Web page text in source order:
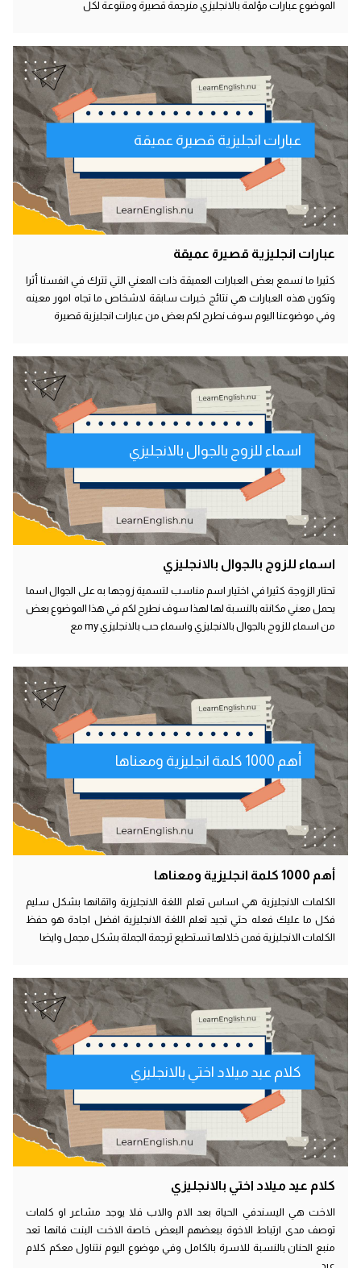
الموضوع عبارات مؤلمة بالانجليزي منرجمة قصيرة ومتنوعة لكل
عبارات انجليزية قصيرة عميقة
عبارات انجليزية قصيرة عميقة
كثيرا ما نسمع بعض العبارات العميقة ذات المعني التي تترك في انفسنا أثرا
وتكون هذه العبارات هي نتائج خبرات سابقة لاشخاص ما تجاه امور معينه
وفي موضوعنا اليوم سوف نطرح لكم بعض من عبارات انجليزية قصيرة
اسماء للزوج بالجوال بالانجليزي
اسماء للزوج بالجوال بالانجليزي
تحتار الزوجة كثيرا في اختيار اسم مناسب لتسمية زوجها به على الجوال اسما
يحمل معني مكانته بالنسبة لها لهذا سوف نطرح لكم في هذا الموضوع بعض
من اسماء للزوج بالجوال بالانجليزي واسماء حب بالانجليزي my مع
أهم 1000 كلمة انجليزية ومعناها
أهم 1000 كلمة انجليزية ومعناها
الكلمات الانجليزية هي اساس تعلم اللغة الانجليزية واتقانها بشكل سليم
فكل ما عليك فعله حتي تجيد تعلم اللغة الانجليزية افضل اجادة هو حفظ
الكلمات الانجليزية فمن خلالها تستطيع ترجمة الجملة بشكل مجمل وايضا
كلام عيد ميلاد اختي بالانجليزي
كلام عيد ميلاد اختي بالانجليزي
الاخت هي اليسندفي الحياة بعد الام والاب فلا يوجد مشاعر او كلمات
توصف مدى ارتباط الاخوة ببعضهم البعض خاصة الاخت البنت فانها تعد
منبع الحنان بالنسبة للاسرة بالكامل وفي موضوع اليوم نتناول معكم كلام
عيد